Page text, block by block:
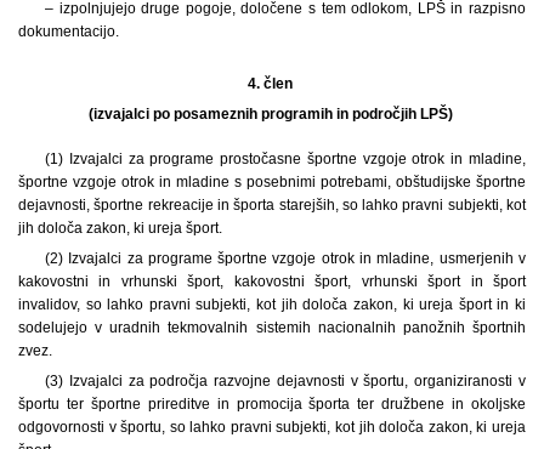
– izpolnjujejo druge pogoje, določene s tem odlokom, LPŠ in razpisno
dokumentacijo.
4. člen
(izvajalci po posameznih programih in področjih LPŠ)
(1) Izvajalci za programe prostočasne športne vzgoje otrok in mladine,
športne vzgoje otrok in mladine s posebnimi potrebami, obštudijske športne
dejavnosti, športne rekreacije in športa starejših, so lahko pravni subjekti, kot
jih določa zakon, ki ureja šport.
(2) Izvajalci za programe športne vzgoje otrok in mladine, usmerjenih v
kakovostni in vrhunski šport, kakovostni šport, vrhunski šport in šport
invalidov, so lahko pravni subjekti, kot jih določa zakon, ki ureja šport in ki
sodelujejo v uradnih tekmovalnih sistemih nacionalnih panožnih športnih
zvez.
(3) Izvajalci za področja razvojne dejavnosti v športu, organiziranosti v
športu ter športne prireditve in promocija športa ter družbene in okoljske
odgovornosti v športu, so lahko pravni subjekti, kot jih določa zakon, ki ureja